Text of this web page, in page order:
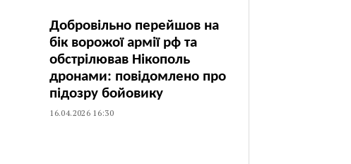
Добровільно перейшов на
бік ворожої армії рф та
обстрілював Нікополь
дронами: повідомлено про
підозру бойовику
16.04.2026 16:30